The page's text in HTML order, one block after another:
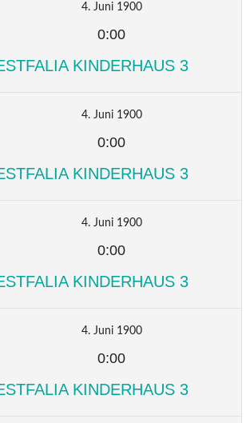
4. Juni 1900
0:00
KINDERHAUS 3
4. Juni 1900
0:00
KINDERHAUS 3
4. Juni 1900
0:00
KINDERHAUS 3
4. Juni 1900
0:00
KINDERHAUS 3